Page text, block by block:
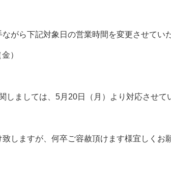
がら下記対象日の営業時間を変更させてい
）
ましては、5月20日（月）より対応させて
しますが、何卒ご容赦頂けます様宜しくお